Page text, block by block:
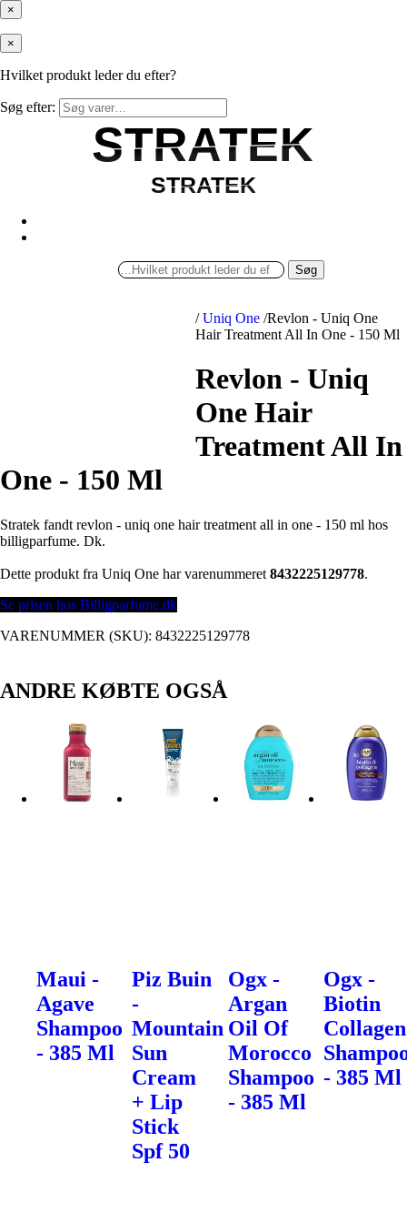
×
×
Hvilket produkt leder du efter?
Søg efter:
STRATEK
STRATEK
STRATEK
STRATEK
Søg
/ Uniq One /Revlon - Uniq One
Hair Treatment All In One - 150 Ml
Revlon - Uniq
One Hair
Treatment All In
One - 150 Ml
Stratek fandt revlon - uniq one hair treatment all in one - 150 ml hos
billigparfume. Dk.
Dette produkt fra Uniq One har varenummeret 8432225129778.
Se prisen hos Billigparfume.dk
VARENUMMER (SKU): 8432225129778
ANDRE KØBTE OGSÅ
Maui -
Agave
Shampoo
- 385 Ml
Piz Buin
-
Mountain
Sun
Cream
+ Lip
Stick
Spf 50
Ogx -
Argan
Oil Of
Morocco
Shampoo
- 385 Ml
Ogx -
Biotin
Collagen
- 385 Ml